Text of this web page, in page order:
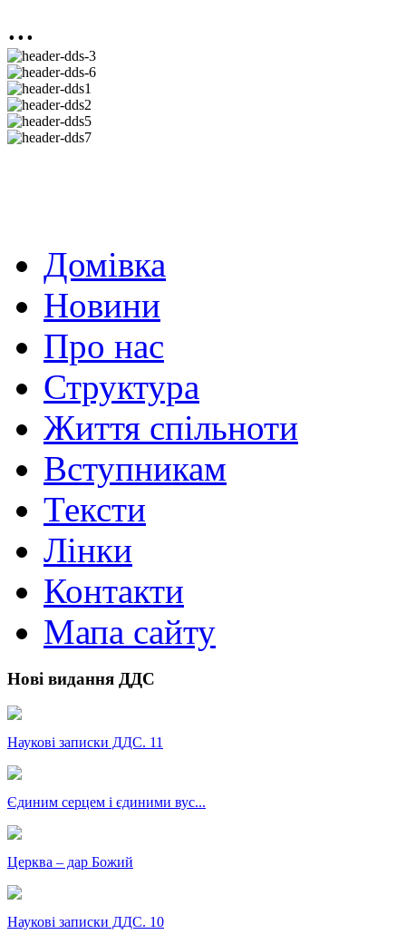
...
Домівка
Новини
Про нас
Структура
Життя спільноти
Вступникам
Тексти
Лінки
Контакти
Мапа сайту
Нові видання ДДС
Наукові записки ДДС. 11
Єдиним серцем і єдиними вус...
Церква – дар Божий
Наукові записки ДДС. 10